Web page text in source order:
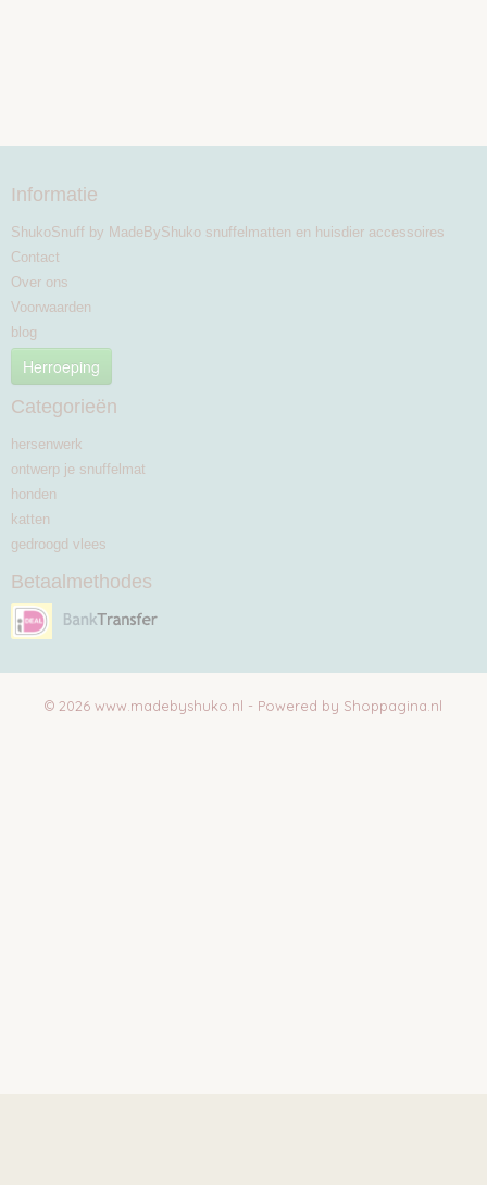
Informatie
ShukoSnuff by MadeByShuko snuffelmatten en huisdier accessoires
Contact
Over ons
Voorwaarden
blog
Herroeping
Categorieën
hersenwerk
ontwerp je snuffelmat
honden
katten
gedroogd vlees
Betaalmethodes
© 2026 www.madebyshuko.nl - Powered by Shoppagina.nl